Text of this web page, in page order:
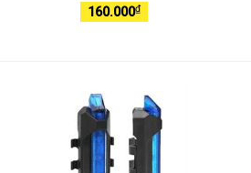
160.000₫